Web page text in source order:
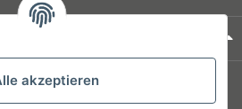
akzeptieren